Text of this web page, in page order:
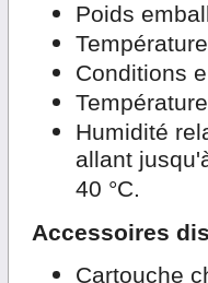
Poids
Conditions
Humidité
allant
40 °C.
Accessoires
Cartouche